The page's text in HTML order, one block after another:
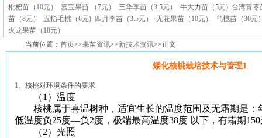
枇杷苗（10元） 嘉宝果苗 （7元） 三华李苗（3.5元） 牛大力苗（5元) 台湾青
苗（8元） 五指毛桃（6元) 四月李苗（3.5元） 无花果苗（10元） 乌榄苗（30
火龙果苗（10元）
当前位置： 首页>>果苗资讯>>新技术资讯>>正文
矮化核桃栽培技术与管理1
1、核桃对环境条件的要求
（1 ）温度
核桃属于喜温树种，适宜生长的温度范围及无霜期是：
低温度负25度—负2度，极端最高温度38度 以下，有霜期150
（2）光照